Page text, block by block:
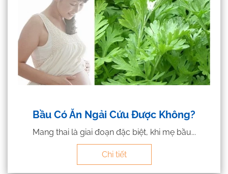
Bầu Có Ăn Ngải Cứu Được Không?
Mang thai là giai đoạn đặc biệt, khi mẹ bầu...
Chi tiết